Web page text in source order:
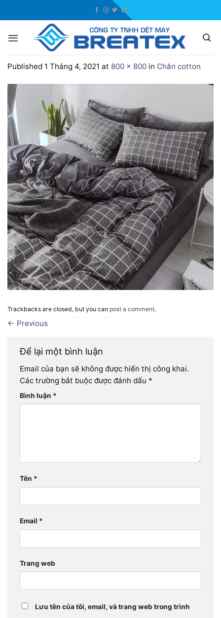
Published 1 Tháng 4, 2021 at 800 × 800 in Chăn cotton
Trackbacks are closed, but you can post a comment.
← Previous
Để lại một bình luận
Email của bạn sẽ không được hiển thị công khai.
Các trường bắt buộc được đánh dấu *
Bình luận *
Tên *
Email *
Trang web
Lưu tên của tôi, email, và trang web trong trình